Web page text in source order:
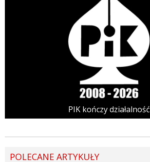
PIK kończy działalność
POLECANE ARTYKUŁY